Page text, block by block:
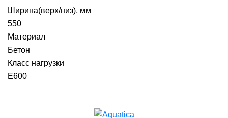
Ширина(верх/низ), мм
550
Материал
Бетон
Класс нагрузки
E600